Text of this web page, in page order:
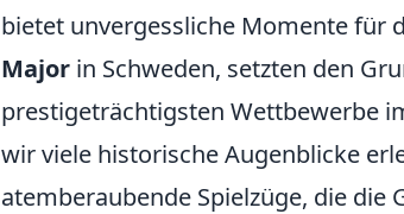
bietet unvergessliche Momente für
Major in Schweden, setzten den
prestigeträchtigsten Wettbewerbe
wir viele historische Augenblicke
atemberaubende Spielzüge, die die